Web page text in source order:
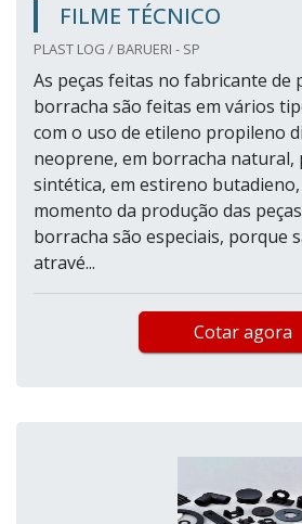
FILME TÉCNICO
PLAST LOG / BARUERI - SP
As peças feitas no fabricante de
borracha são feitas em vários
com o uso de etileno propileno
neoprene, em borracha natural,
sintética, em estireno
momento da produção das
borracha são especiais, porque
atravé...
Cotar agora